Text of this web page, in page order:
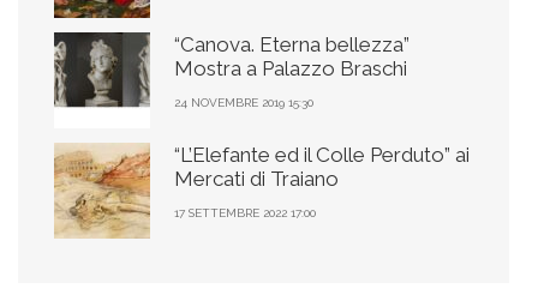
“Canova. Eterna bellezza”
Mostra a Palazzo Braschi
24 NOVEMBRE 2019 15:30
“L’Elefante ed il Colle Perduto” ai
Mercati di Traiano
17 SETTEMBRE 2022 17:00